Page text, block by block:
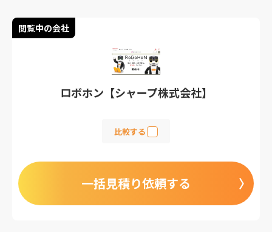
閲覧中の会社
ロボホン【シャープ株式会社】
比較する
一括見積り依頼する